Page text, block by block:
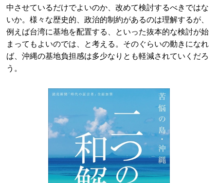
中させているだけでよいのか、改めて検討するべきではな
いか。様々な歴史的、政治的制約があるのは理解するが、
例えば台湾に基地を配置する、といった抜本的な検討が始
まってもよいのでは、と考える。そのぐらいの動きになれ
ば、沖縄の基地負担感は多少なりとも軽減されていくだろ
う。